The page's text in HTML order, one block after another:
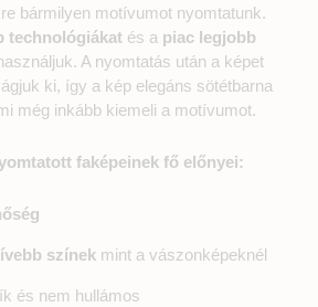
bármilyen motívumot nyomtatunk.
technológiákat és a piac legjobb
A nyomtatás után a képet
ki, így a kép elegáns sötétbarna
még inkább kiemeli a motívumot.
faképeinek fő előnyei:
színek mint a vászonképeknél
és nem hullámos